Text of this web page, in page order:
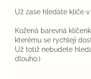
Už zase hledáte klíče
Kožená barevná
kterému se rychleji
Už totiž nebudete
dlouho:)